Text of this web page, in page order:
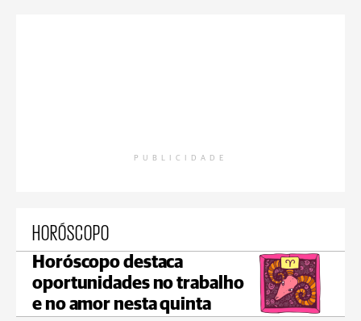
PUBLICIDADE
HORÓSCOPO
Horóscopo destaca
oportunidades no trabalho
e no amor nesta quinta